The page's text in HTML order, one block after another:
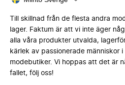
Till skillnad från de flesta andra
lager. Faktum är att vi inte äger
alla våra produkter utvalda,
kärlek av passionerade människor
modebutiker. Vi hoppas att det är
fallet, följ oss!